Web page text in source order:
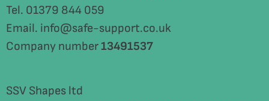
Tel. 01379 844 059
Email. info@safe-support.co.uk
Company number13491537
SSV Shapes ltd